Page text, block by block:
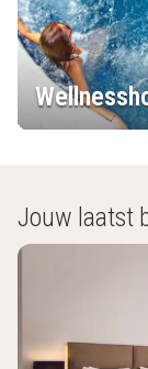
Jouw laatst